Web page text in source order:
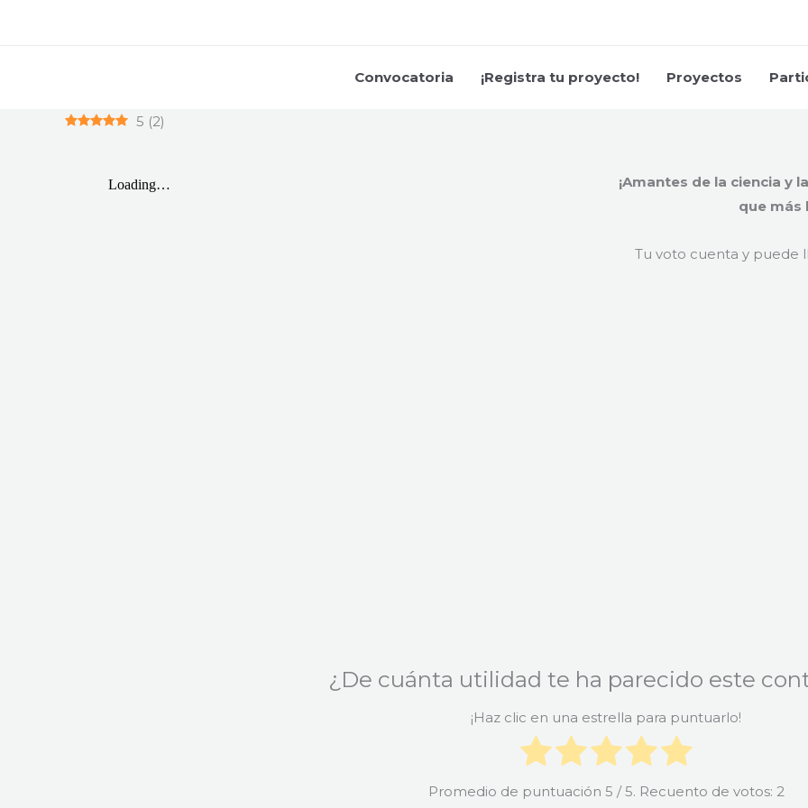
Convocatoria ¡Registra tu proyecto! Proyectos
5 (2)
¡Amantes de la ciencia y
que más
Tu voto cuenta y puede
¿De cuánta utilidad te ha parecido este
¡Haz clic en una estrella para puntuarlo!
Promedio de puntuación 5 / 5. Recuento de votos: 2